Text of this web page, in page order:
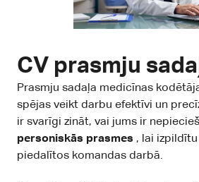
CV prasmju
Prasmju sadaļa medicīnas
spējas veikt darbu efektīvi un
ir svarīgi zināt, vai jums ir
personiskās prasmes , lai
piedalītos komandas darbā.